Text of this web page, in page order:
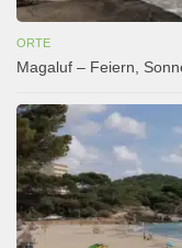
ORTE
Magaluf – Feiern,